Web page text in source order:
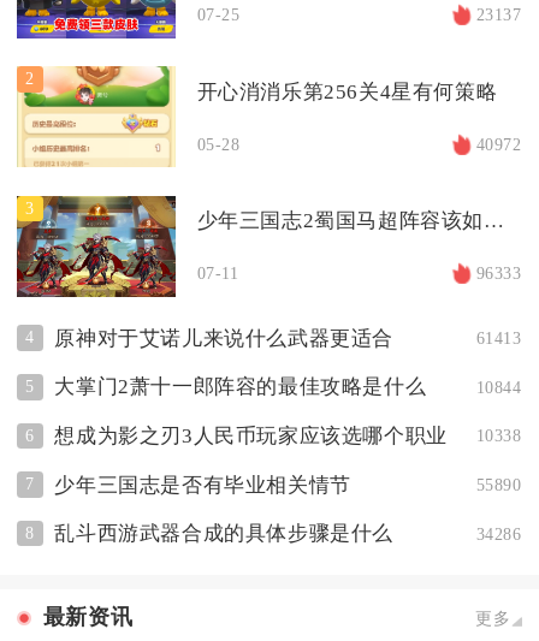
07-25 23137
2
开心消消乐第256关4星有何策略
05-28 40972
3
少年三国志2蜀国马超阵容该如何调整搭配
07-11 96333
4 原神对于艾诺儿来说什么武器更适合 61413
5 大掌门2萧十一郎阵容的最佳攻略是什么 10844
6 想成为影之刃3人民币玩家应该选哪个职业 10338
7 少年三国志是否有毕业相关情节 55890
8 乱斗西游武器合成的具体步骤是什么 34286
最新资讯 更多